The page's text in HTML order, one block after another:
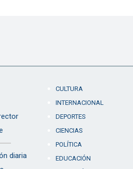
diaria
CULTURA
INTERNACIONAL
DEPORTES
CIENCIAS
POLÍTICA
EDUCACIÓN